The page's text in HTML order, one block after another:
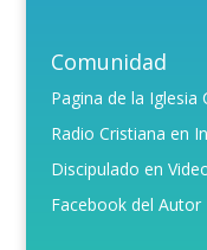
Comunidad
Pagina de la Iglesia
Radio Cristiana en
Discipulado en
Facebook del Autor